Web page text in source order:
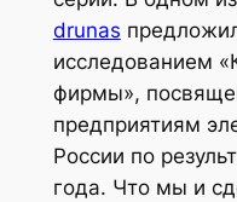
drunas
исследованием
фирмы»,
предприятиям
России по
года. Что мы и